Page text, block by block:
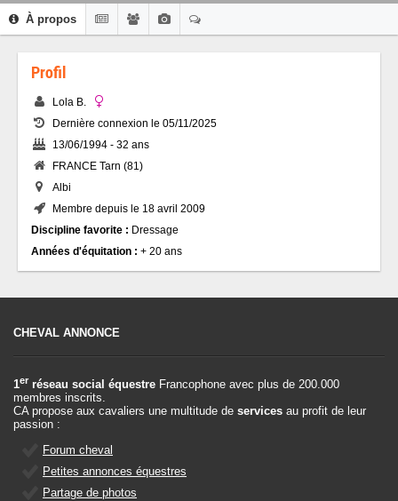
À propos
Profil
Lola B.
Dernière connexion le 05/11/2025
13/06/1994 - 32 ans
FRANCE Tarn (81)
Albi
Membre depuis le 18 avril 2009
Discipline favorite : Dressage
Années d'équitation : + 20 ans
CHEVAL ANNONCE
1er réseau social équestre Francophone avec plus de 200.000
membres inscrits.
CA propose aux cavaliers une multitude de services au profit de leur
passion :
Forum cheval
Petites annonces équestres
Partage de photos